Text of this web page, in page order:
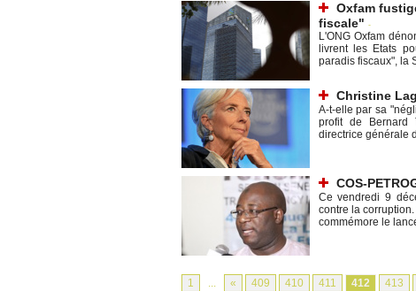
Oxfam
fiscale" -
L'ONG Oxfam
livrent les Etats
paradis fiscaux", la
Christine
A-t-elle par sa
profit de Bernard
directrice générale
COS-
Ce vendredi 9
contre la
commémore le
1 ... « 409 410 411 412 413